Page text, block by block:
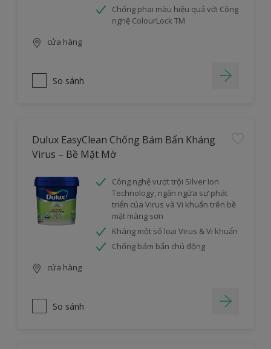
Chống phai màu hiệu quả với Công
nghệ ColourLock TM
cửa hàng
So sánh
Dulux EasyClean Chống Bám Bẩn Kháng
Virus – Bề Mặt Mờ
Công nghệ vượt trội Silver Ion
Technology, ngăn ngừa sự phát
triển của Virus và Vi khuẩn trên bề
mặt màng sơn
Kháng một số loại Virus & Vi khuẩn
Chống bám bẩn chủ động
cửa hàng
So sánh